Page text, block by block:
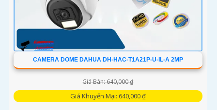
CAMERA DOME DAHUA DH-HAC-T1A21P-U-IL-A 2MP
Giá Bán: 640,000 ₫
Giá Khuyến Mại: 640,000 ₫